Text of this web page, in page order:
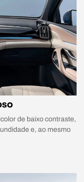
de baixo contraste,
e, ao mesmo